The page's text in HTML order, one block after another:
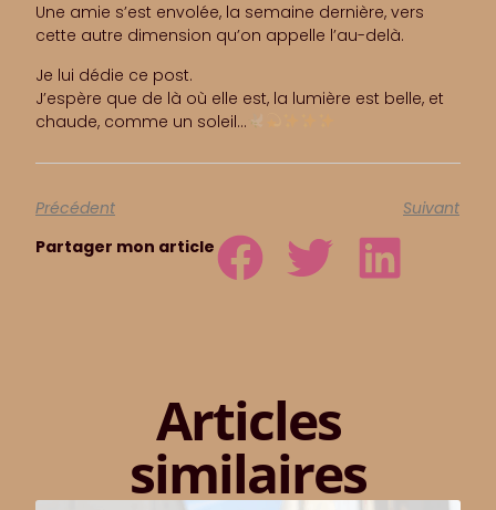
Une amie s’est envolée, la semaine dernière, vers
cette autre dimension qu’on appelle l’au-delà.
Je lui dédie ce post.
J’espère que de là où elle est, la lumière est belle, et
chaude, comme un soleil…
Précédent
Suivant
Partager mon article
Articles
similaires